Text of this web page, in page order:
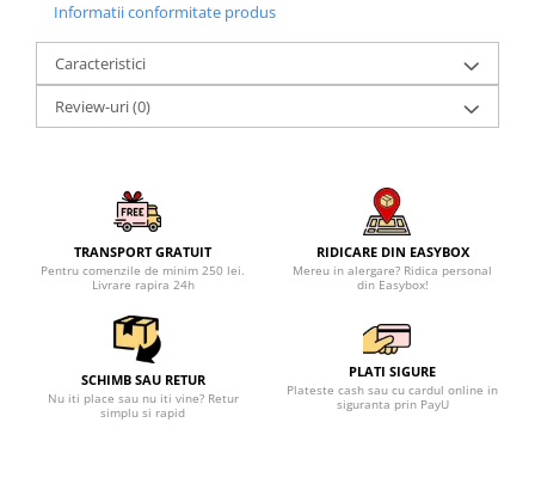
Informatii conformitate produs
Caracteristici
Review-uri(0)
TRANSPORT GRATUIT
Pentru comenzile de minim 250 lei.
Livrare rapira 24h
RIDICARE DIN EASYBOX
Mereu in alergare? Ridica personal
din Easybox!
SCHIMB SAU RETUR
Nu iti place sau nu iti vine? Retur
simplu si rapid
PLATI SIGURE
Plateste cash sau cu cardul online in
siguranta prin PayU